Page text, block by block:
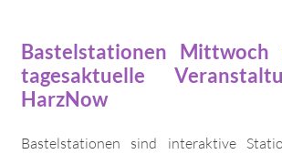
Bastelstationen
tagesaktuelle
HarzNow
Bastelstationen sind interaktive